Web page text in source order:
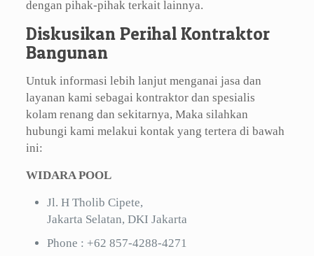
dengan pihak-pihak terkait lainnya.
Diskusikan Perihal Kontraktor
Bangunan
Untuk informasi lebih lanjut menganai jasa dan
layanan kami sebagai kontraktor dan spesialis
kolam renang dan sekitarnya, Maka silahkan
hubungi kami melakui kontak yang tertera di bawah
ini:
WIDARA POOL
Jl. H Tholib Cipete,
Jakarta Selatan, DKI Jakarta
Phone : +62 857-4288-4271